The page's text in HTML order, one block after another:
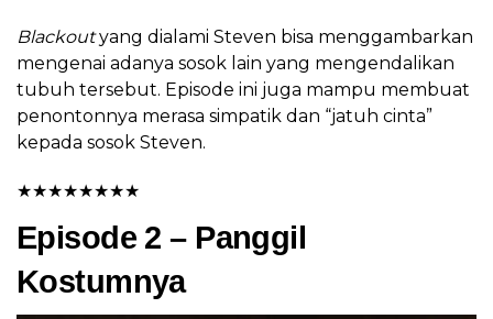
Blackoutyang dialami Steven bisa menggambarkan
mengenai adanya sosok lain yang mengendalikan
tubuh tersebut. Episode ini juga mampu membuat
penontonnya merasa simpatik dan “jatuh cinta”
kepada sosok Steven.
★★★★★★★★
Episode 2 – Panggil
Kostumnya